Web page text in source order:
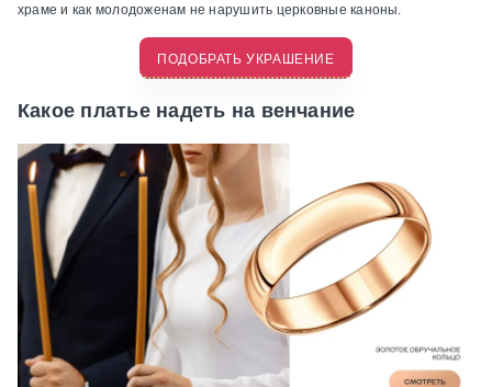
храме и как молодоженам не нарушить церковные каноны.
ПОДОБРАТЬ УКРАШЕНИЕ
Какое платье надеть на венчание